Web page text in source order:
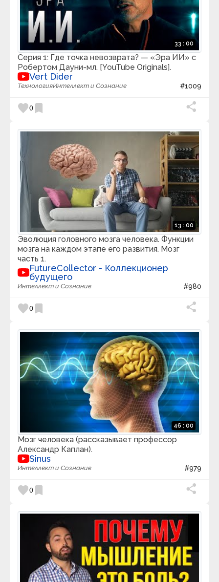
33 : 00
Серия 1: Где точка невозврата? — «Эра ИИ» с
Робертом Дауни-мл. [YouTube Originals].
Vert Dider
ТехнологияИнтеллект и Сознание #1009
favorite0 bookmark
13 : 00
Эволюция головного мозга человека. Функции
мозга на каждом этапе его развития. Мозг
часть 1.
FutureCollector - Коллекционер
будущего
Интеллект и Сознание #980
favorite0 bookmark
46 : 00
Мозг человека (рассказывает профессор
Александр Каплан).
Sinus
Интеллект и Сознание #979
favorite0 bookmark